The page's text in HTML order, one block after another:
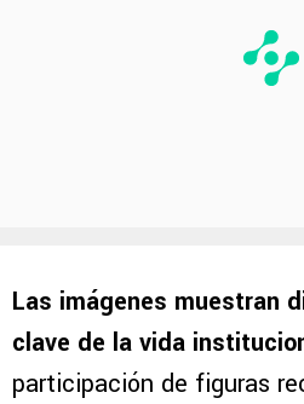
Las imágenes muestran
clave de la vida
participación de figuras